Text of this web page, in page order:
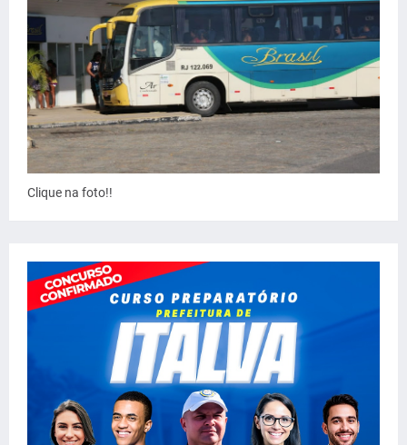
Clique na foto!!